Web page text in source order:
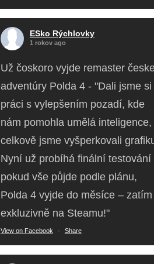
ESko Rýchlovky
1 rokov ago
Už čoskoro vyjde remaster
adventúry Polda 4 - "Dali jsme si
práci s vylepšením pozadí, kde
nám pomohla umělá inteligence,
celkově jsme vyšperkovali
Nyní už probíhá finální testování
pokud vše půjde podle plánu,
Polda 4 vyjde do měsíce – zatím
exkluzivně na Steamu!"
View on Facebook · Share